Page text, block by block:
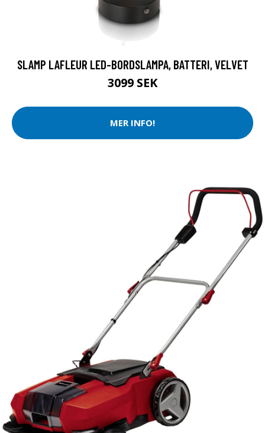
SLAMP LAFLEUR LED-BORDSLAMPA, BATTERI, VELVET
3099 SEK
MER INFO!